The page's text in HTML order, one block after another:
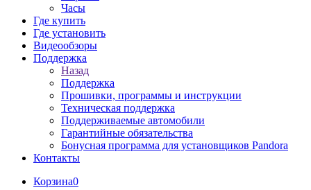
Часы
Где купить
Где установить
Видеообзоры
Поддержка
Назад
Поддержка
Прошивки, программы и инструкции
Техническая поддержка
Поддерживаемые автомобили
Гарантийные обязательства
Бонусная программа для установщиков Pandora
Контакты
Корзина0